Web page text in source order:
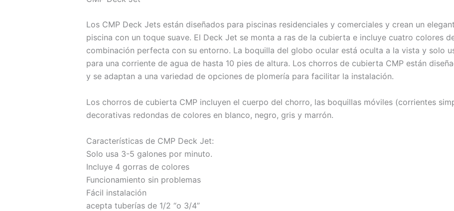
Los CMP Deck Jets están diseñados para piscinas residenciales y comerciales y crean un
piscina con un toque suave. El Deck Jet se monta a ras de la cubierta e incluye cuatro colores
combinación perfecta con su entorno. La boquilla del globo ocular está oculta a la vista y solo
para una corriente de agua de hasta 10 pies de altura. Los chorros de cubierta CMP están
y se adaptan a una variedad de opciones de plomería para facilitar la instalación.
Los chorros de cubierta CMP incluyen el cuerpo del chorro, las boquillas móviles (corrientes
decorativas redondas de colores en blanco, negro, gris y marrón.
Características de CMP Deck Jet:
Solo usa 3-5 galones por minuto.
Incluye 4 gorras de colores
Funcionamiento sin problemas
Fácil instalación
acepta tuberías de 1/2 “o 3/4”